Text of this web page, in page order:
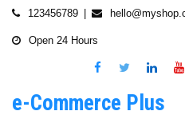
Skip
123456789
Open 24 Hours
e-Commerce Plus